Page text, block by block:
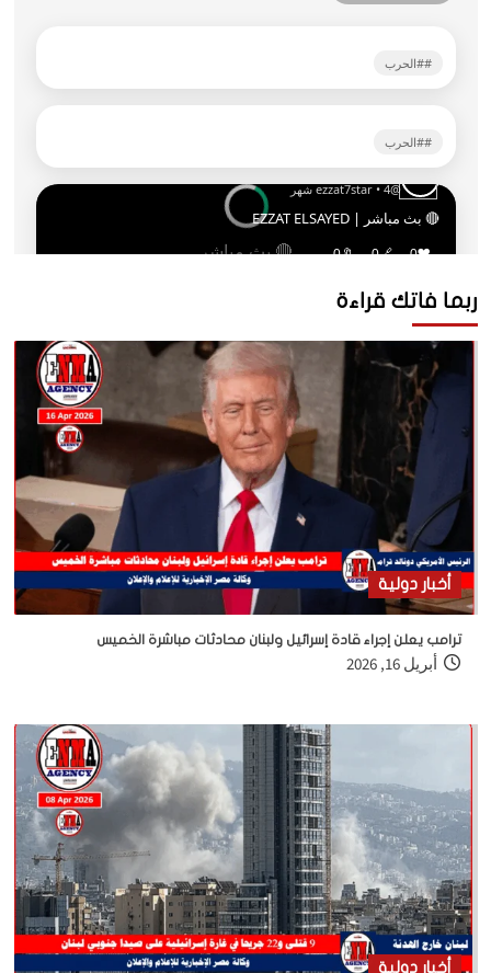
ربما فاتك قراءة
أخبار دولية
ترامب يعلن إجراء قادة إسرائيل ولبنان محادثات مباشرة الخميس
أبريل 16, 2026
أخبار دولية